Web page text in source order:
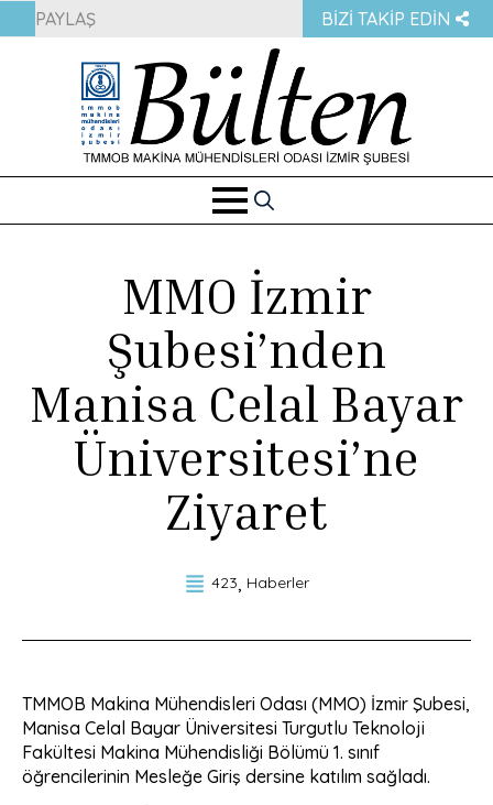
PAYLAŞ BIZI TAKIP EDIN
Search
MMO İzmir
Şubesi’nden
Manisa Celal Bayar
Üniversitesi’ne
Ziyaret
423 Haberler
TMMOB Makina Mühendisleri Odası (MMO) İzmir Şubesi,
Manisa Celal Bayar Üniversitesi Turgutlu Teknoloji
Fakültesi Makina Mühendisliği Bölümü 1. sınıf
öğrencilerinin Mesleğe Giriş dersine katılım sağladı.